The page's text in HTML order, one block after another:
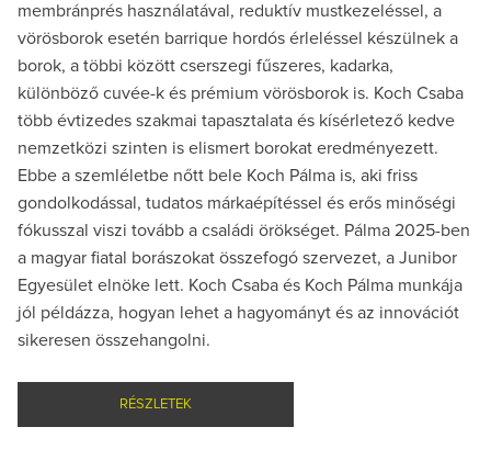
membránprés használatával, reduktív mustkezeléssel, a
vörösborok esetén barrique hordós érleléssel készülnek a
borok, a többi között cserszegi fűszeres, kadarka,
különböző cuvée-k és prémium vörösborok is. Koch Csaba
több évtizedes szakmai tapasztalata és kísérletező kedve
nemzetközi szinten is elismert borokat eredményezett.
Ebbe a szemléletbe nőtt bele Koch Pálma is, aki friss
gondolkodással, tudatos márkaépítéssel és erős minőségi
fókusszal viszi tovább a családi örökséget. Pálma 2025-ben
a magyar fiatal borászokat összefogó szervezet, a Junibor
Egyesület elnöke lett. Koch Csaba és Koch Pálma munkája
jól példázza, hogyan lehet a hagyományt és az innovációt
sikeresen összehangolni.
RÉSZLETEK